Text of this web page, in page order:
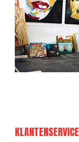
KLANTENSERVICE